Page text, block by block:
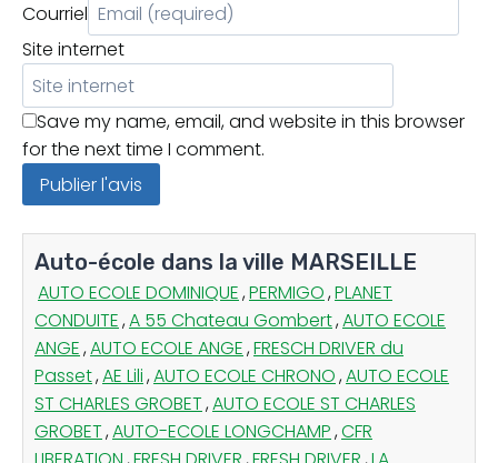
Courriel
Site internet
Save my name, email, and website in this browser
for the next time I comment.
Auto-école dans la ville MARSEILLE
AUTO ECOLE DOMINIQUE,PERMIGO,PLANET
CONDUITE,A 55 Chateau Gombert,AUTO ECOLE
ANGE,AUTO ECOLE ANGE,FRESCH DRIVER du
Passet,AE Lili,AUTO ECOLE CHRONO,AUTO ECOLE
ST CHARLES GROBET,AUTO ECOLE ST CHARLES
GROBET,AUTO-ECOLE LONGCHAMP,CFR